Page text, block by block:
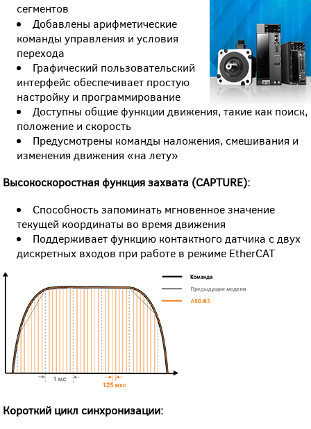
сегментов
Добавлены арифметические
команды управления и условия
перехода
Графический пользовательский
интерфейс обеспечивает простую
настройку и программирование
Доступны общие функции движения, такие как поиск,
положение и скорость
Предусмотрены команды наложения, смешивания и
изменения движения «на лету»
Высокоскоростная функция захвата (CAPTURE):
Способность запоминать мгновенное значение
текущей координаты во время движения
Поддерживает функцию контактного датчика с двух
дискретных входов при работе в режиме EtherCAT
Короткий цикл синхронизации: